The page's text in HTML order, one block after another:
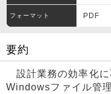
フォーマット PDF
要約
設計業務の効率化に
Windowsファイル管